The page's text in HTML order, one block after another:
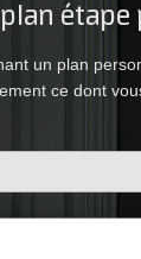
étape
un plan
ce dont